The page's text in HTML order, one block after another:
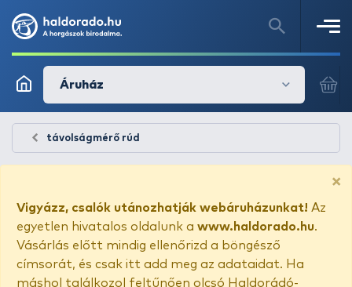
Áruház
távolságmérő rúd
×
Vigyázz, csalók utánozhatják webáruházunkat! Az
egyetlen hivatalos oldalunk a www.haldorado.hu.
Vásárlás előtt mindig ellenőrizd a böngésző
címsorát, és csak itt add meg az adataidat. Ha
máshol találkozol feltűnően olcsó Haldorádó-